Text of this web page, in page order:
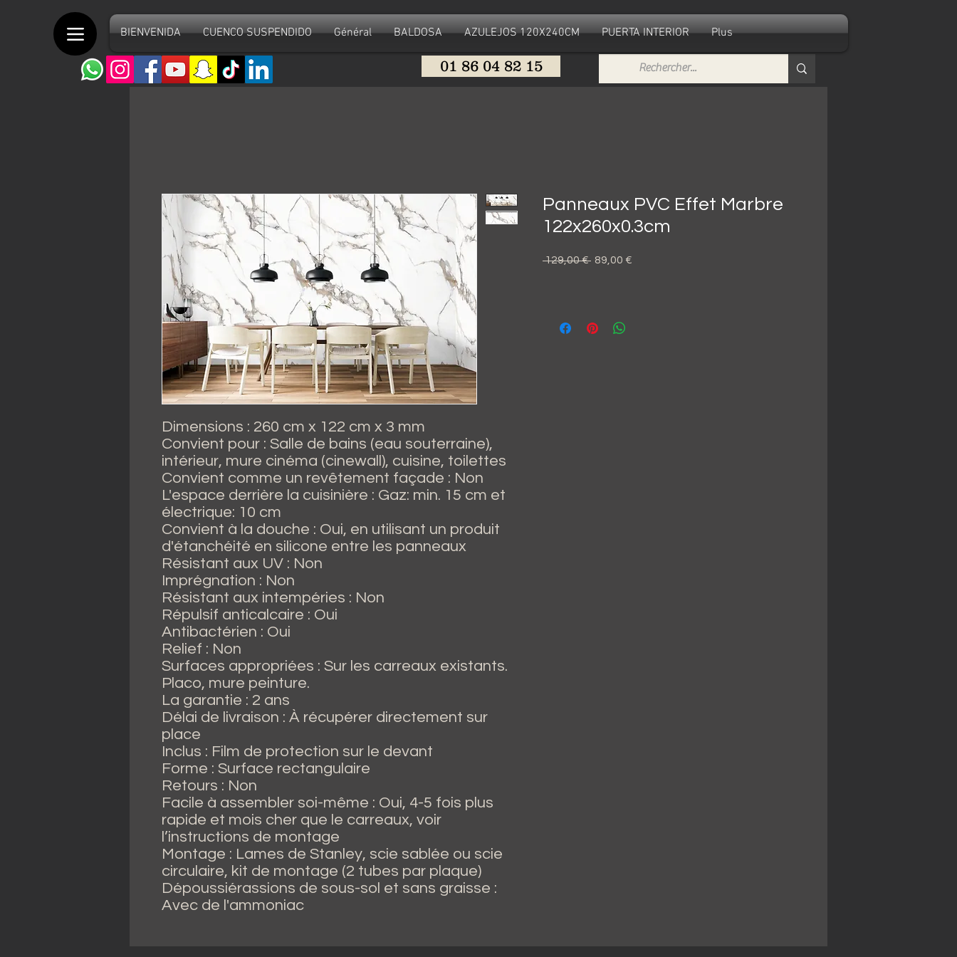
BIENVENIDA CUENCO SUSPENDIDO Général BALDOSA AZULEJOS 120X240CM PUERTA INTERIOR Plus
01 86 04 82 15
Dimensions : 260 cm x 122 cm x 3 mm
Convient pour : Salle de bains (eau souterraine),
intérieur, mure cinéma (cinewall), cuisine, toilettes
Convient comme un revêtement façade : Non
L'espace derrière la cuisinière : Gaz: min. 15 cm et
électrique: 10 cm
Convient à la douche : Oui, en utilisant un produit
d'étanchéité en silicone entre les panneaux
Résistant aux UV : Non
Imprégnation : Non
Résistant aux intempéries : Non
Répulsif anticalcaire : Oui
Antibactérien : Oui
Relief : Non
Surfaces appropriées : Sur les carreaux existants.
Placo, mure peinture.
La garantie : 2 ans
Délai de livraison : À récupérer directement sur
place
Inclus : Film de protection sur le devant
Forme : Surface rectangulaire
Retours : Non
Facile à assembler soi-même : Oui, 4-5 fois plus
rapide et mois cher que le carreaux, voir
l’instructions de montage
Montage : Lames de Stanley, scie sablée ou scie
circulaire, kit de montage (2 tubes par plaque)
Dépoussiérassions de sous-sol et sans graisse :
Avec de l'ammoniac
Panneaux PVC Effet Marbre
122x260x0.3cm
129,00 € Precio
89,00 €